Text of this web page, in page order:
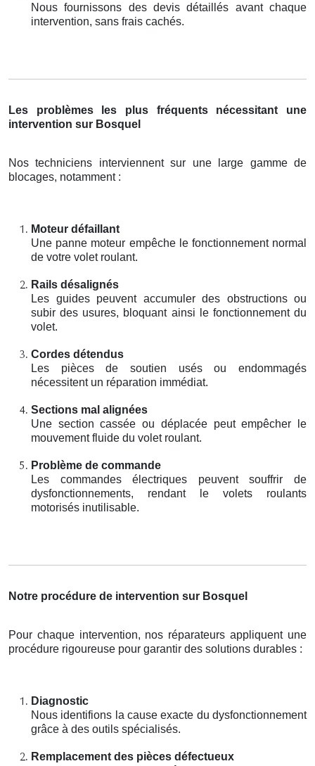
Nous fournissons des devis détaillés avant chaque
intervention, sans frais cachés.
Les problèmes les plus fréquents nécessitant une
intervention sur Bosquel
Nos techniciens interviennent sur une large gamme de
blocages, notamment :
Moteur défaillant
Une panne moteur empêche le fonctionnement normal
de votre volet roulant.
Rails désalignés
Les guides peuvent accumuler des obstructions ou
subir des usures, bloquant ainsi le fonctionnement du
volet.
Cordes détendus
Les pièces de soutien usés ou endommagés
nécessitent un réparation immédiat.
Sections mal alignées
Une section cassée ou déplacée peut empêcher le
mouvement fluide du volet roulant.
Problème de commande
Les commandes électriques peuvent souffrir de
dysfonctionnements, rendant le volets roulants
motorisés inutilisable.
Notre procédure de intervention sur Bosquel
Pour chaque intervention, nos réparateurs appliquent une
procédure rigoureuse pour garantir des solutions durables :
Diagnostic
Nous identifions la cause exacte du dysfonctionnement
grâce à des outils spécialisés.
Remplacement des pièces défectueux